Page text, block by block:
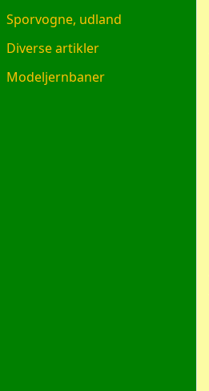
Sporvogne, udland
Diverse artikler
Modeljernbaner